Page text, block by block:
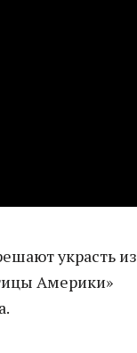
украсть из
Америки»